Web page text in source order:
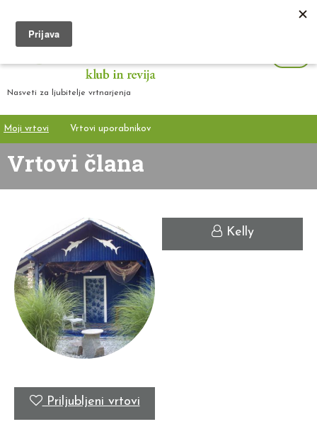
Nasveti za ljubitelje vrtnarjenja
Moji vrtovi Vrtovi uporabnikov
Vrtovi člana
Kelly
Priljubljeni vrtovi